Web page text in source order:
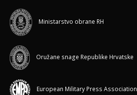
Ministarstvo obrane RH
Oružane snage Republike Hrvatske
European Military Press Association